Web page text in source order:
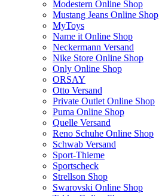
Modestern Online Shop
Mustang Jeans Online Shop
MyToys
Name it Online Shop
Neckermann Versand
Nike Store Online Shop
Only Online Shop
ORSAY
Otto Versand
Private Outlet Online Shop
Puma Online Shop
Quelle Versand
Reno Schuhe Online Shop
Schwab Versand
Sport-Thieme
Sportscheck
Strellson Shop
Swarovski Online Shop